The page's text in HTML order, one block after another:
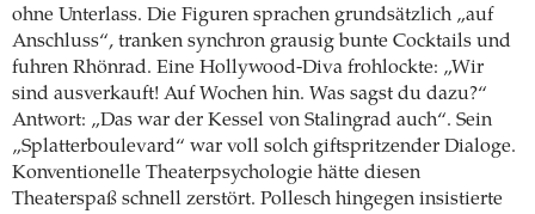
ohne Unterlass. Die Figuren sprachen grundsätzlich „auf
Anschluss“, tranken synchron grausig bunte Cocktails und
fuhren Rhönrad. Eine Hollywood-Diva frohlockte: „Wir
sind ausverkauft! Auf Wochen hin. Was sagst du dazu?“
Antwort: „Das war der Kessel von Stalingrad auch“. Sein
„Splatterboulevard“ war voll solch giftspritzender Dialoge.
Konventionelle Theaterpsychologie hätte diesen
Theaterspaß schnell zerstört. Pollesch hingegen insistierte